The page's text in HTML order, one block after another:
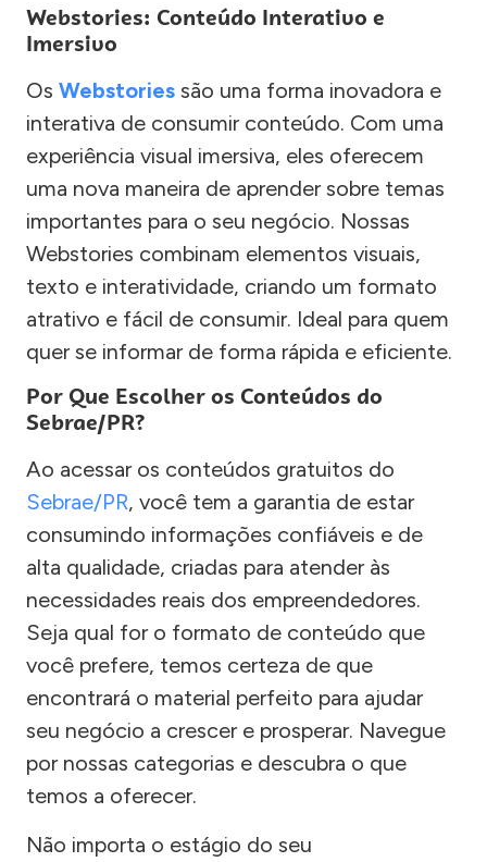
Webstories: Conteúdo Interativo e
Imersivo
Os Webstories são uma forma inovadora e
interativa de consumir conteúdo. Com uma
experiência visual imersiva, eles oferecem
uma nova maneira de aprender sobre temas
importantes para o seu negócio. Nossas
Webstories combinam elementos visuais,
texto e interatividade, criando um formato
atrativo e fácil de consumir. Ideal para quem
quer se informar de forma rápida e eficiente.
Por Que Escolher os Conteúdos do
Sebrae/PR?
Ao acessar os conteúdos gratuitos do
Sebrae/PR, você tem a garantia de estar
consumindo informações confiáveis e de
alta qualidade, criadas para atender às
necessidades reais dos empreendedores.
Seja qual for o formato de conteúdo que
você prefere, temos certeza de que
encontrará o material perfeito para ajudar
seu negócio a crescer e prosperar. Navegue
por nossas categorias e descubra o que
temos a oferecer.
Não importa o estágio do seu